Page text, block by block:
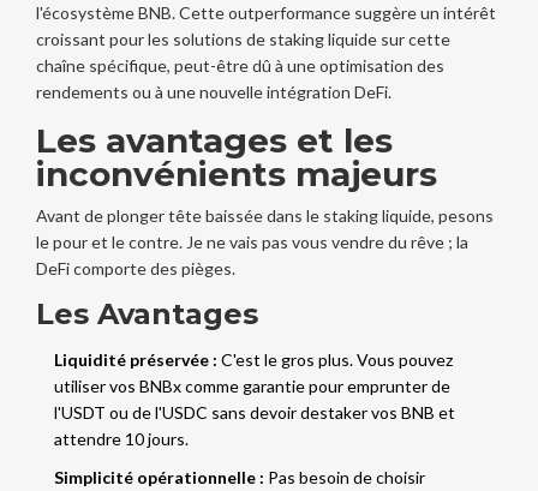
l'écosystème BNB. Cette outperformance suggère un intérêt
croissant pour les solutions de staking liquide sur cette
chaîne spécifique, peut-être dû à une optimisation des
rendements ou à une nouvelle intégration DeFi.
Les avantages et les
inconvénients majeurs
Avant de plonger tête baissée dans le staking liquide, pesons
le pour et le contre. Je ne vais pas vous vendre du rêve ; la
DeFi comporte des pièges.
Les Avantages
Liquidité préservée : C'est le gros plus. Vous pouvez
utiliser vos BNBx comme garantie pour emprunter de
l'USDT ou de l'USDC sans devoir destaker vos BNB et
attendre 10 jours.
Simplicité opérationnelle : Pas besoin de choisir